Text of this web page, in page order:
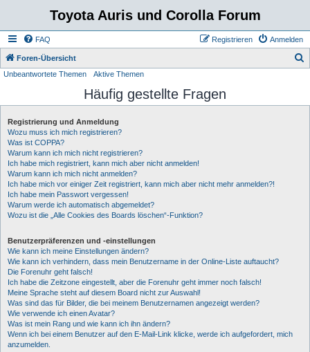
Toyota Auris und Corolla Forum
FAQ Anmelden
Registrieren
Foren-Übersicht
h
Unbeantwortete Themen Aktive Themen
Häufig gestellte Fragen
Registrierung und Anmeldung
Wozu muss ich mich registrieren?
Was ist COPPA?
Warum kann ich mich nicht registrieren?
Ich habe mich registriert, kann mich aber nicht anmelden!
Warum kann ich mich nicht anmelden?
Ich habe mich vor einiger Zeit registriert, kann mich aber nicht mehr anmelden?!
Ich habe mein Passwort vergessen!
Warum werde ich automatisch abgemeldet?
Wozu ist die „Alle Cookies des Boards löschen“-Funktion?
Benutzerpräferenzen und -einstellungen
Wie kann ich meine Einstellungen ändern?
Wie kann ich verhindern, dass mein Benutzername in der Online-Liste auftaucht?
Die Forenuhr geht falsch!
Ich habe die Zeitzone eingestellt, aber die Forenuhr geht immer noch falsch!
Meine Sprache steht auf diesem Board nicht zur Auswahl!
Was sind das für Bilder, die bei meinem Benutzernamen angezeigt werden?
Wie verwende ich einen Avatar?
Was ist mein Rang und wie kann ich ihn ändern?
Wenn ich bei einem Benutzer auf den E-Mail-Link klicke, werde ich aufgefordert, mich
anzumelden.